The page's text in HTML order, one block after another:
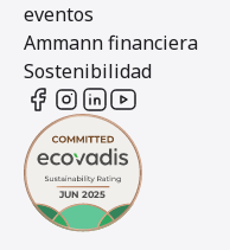
eventos
Ammann financiera
Sostenibilidad